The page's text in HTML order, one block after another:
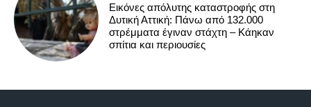
Εικόνες απόλυτης καταστροφής στη
Δυτική Αττική: Πάνω από 132.000
στρέμματα έγιναν στάχτη – Κάηκαν
σπίτια και περιουσίες